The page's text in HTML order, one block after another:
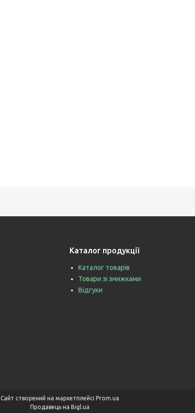
Каталог продукції
Каталог товарів
Товари зі знижками
Відгуки
Сайт створений на маркетплейсі Prom.ua
Продавець на Bigl.ua